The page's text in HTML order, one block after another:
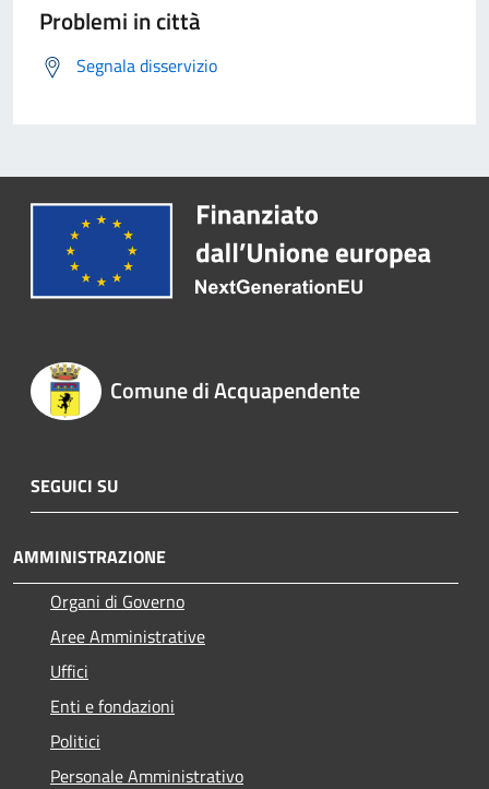
Problemi in città
Segnala disservizio
Comune di Acquapendente
SEGUICI SU
AMMINISTRAZIONE
Organi di Governo
Aree Amministrative
Uffici
Enti e fondazioni
Politici
Personale Amministrativo